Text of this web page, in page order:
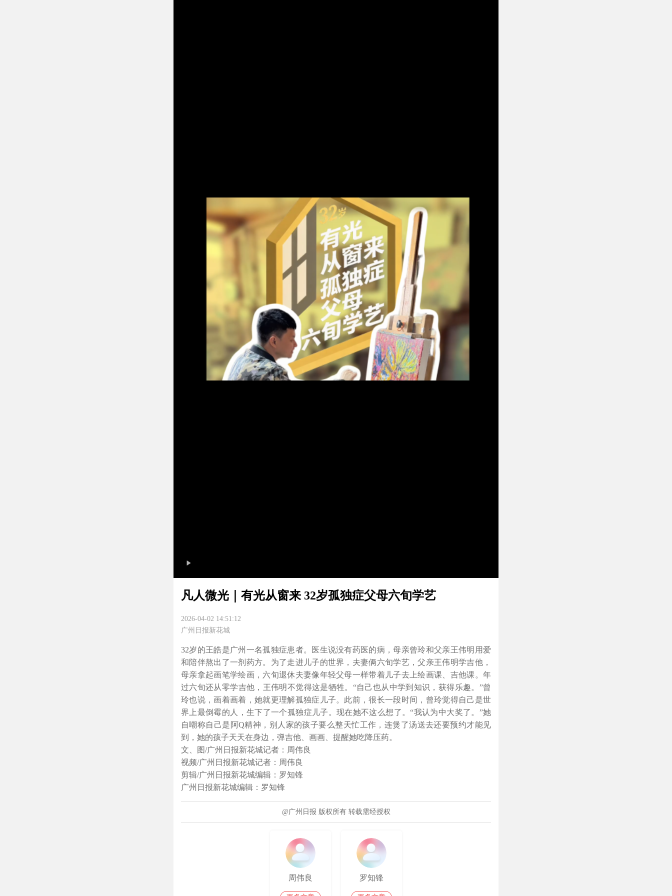
凡人微光｜有光从窗来 32岁孤独症父母六旬学艺
2026-04-02 14:51:12
广州日报新花城
32岁的王皓是广州一名孤独症患者。医生说没有药医的病，母亲曾玲和父亲王伟明用爱
和陪伴熬出了一剂药方。为了走进儿子的世界，夫妻俩六旬学艺，父亲王伟明学吉他，
母亲拿起画笔学绘画，六旬退休夫妻像年轻父母一样带着儿子去上绘画课、吉他课。年
过六旬还从零学吉他，王伟明不觉得这是牺牲。“自己也从中学到知识，获得乐趣。”曾
玲也说，画着画着，她就更理解孤独症儿子。此前，很长一段时间，曾玲觉得自己是世
界上最倒霉的人，生下了一个孤独症儿子。现在她不这么想了。“我认为中大奖了。”她
自嘲称自己是阿Q精神，别人家的孩子要么整天忙工作，连煲了汤送去还要预约才能见
到，她的孩子天天在身边，弹吉他、画画、提醒她吃降压药。
文、图/广州日报新花城记者：周伟良
视频/广州日报新花城记者：周伟良
剪辑/广州日报新花城编辑：罗知锋
广州日报新花城编辑：罗知锋
@广州日报 版权所有 转载需经授权
周伟良 罗知锋